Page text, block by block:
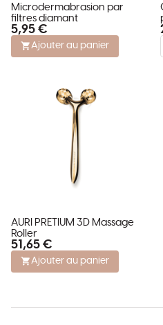
Microdermabrasion par
filtres diamant
5,95 €
Ajouter au panier
AURI PRETIUM 3D Massage
Roller
51,65 €
Ajouter au panier